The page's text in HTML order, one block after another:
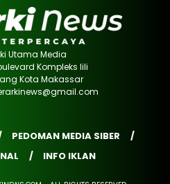
Utama Media
Kompleks lili
Kota Makassar
PEDOMAN MEDIA SIBER
INFO IKLAN